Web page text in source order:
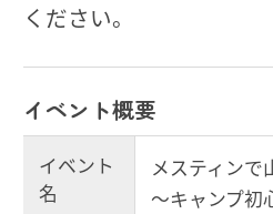
ください。
イベント概要
イベント
名
メスティンで
～キャンプ初